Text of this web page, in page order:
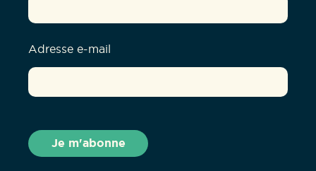
Adresse e-mail